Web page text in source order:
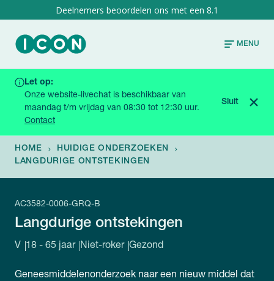
8.1
MENU
De gekozen onderzoeksgroep is inmiddels offline,
kijk bij de onderzoekspagina voor andere passende
opties
Let op:
Onze website-livechat is beschikbaar van
maandag t/m vrijdag van 08:30 tot 12:30 uur.
Contact
Sluit
HOME
HUIDIGE ONDERZOEKEN
LANGDURIGE ONTSTEKINGEN
Langdurige ontstekingen
AC3582-0006-GRQ-B
V 18 - 65 jaar Niet-roker Gezond
Geneesmiddelenonderzoek naar een nieuw middel dat